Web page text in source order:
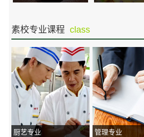
素校专业课程 class
厨艺专业 管理专业